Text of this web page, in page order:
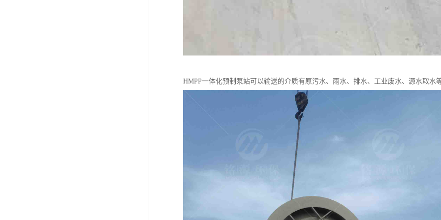
HMPP一体化预制泵站可以输送的介质有原污水、雨水、排水、工业废水、源水取水